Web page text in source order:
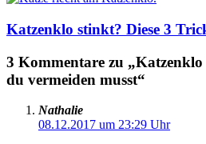
Katzenklo stinkt? Diese 3
3 Kommentare zu
du vermeiden musst“
Nathalie
08.12.2017 um 23:29 Uhr